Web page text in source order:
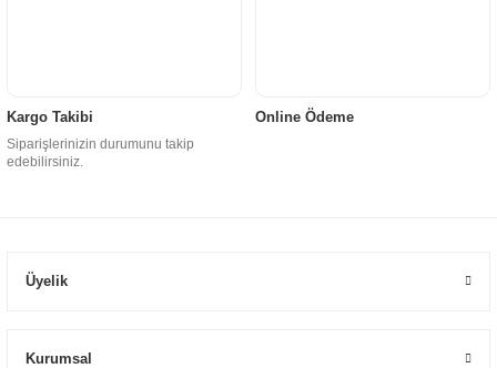
Kargo Takibi
Siparişlerinizin durumunu takip
edebilirsiniz.
Online Ödeme
Üyelik
Kurumsal